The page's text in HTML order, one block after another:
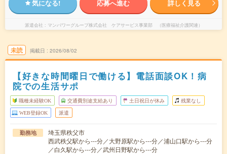
気になる! 応募へ進む 詳しく見る
派遣会社 マンパワーグループ株式会社 ケアサービス事業部 （医療福祉介護関連）
未読 掲載日 2026/08/02
【好きな時間曜日で働ける】電話面談OK！病
院での生活サポ
職種未経験OK 交通費別途支給あり 土日祝日が休み 残業なし
WEB登録OK 派遣
勤務地
埼玉県秩父市
西武秩父駅から---分／大野原駅から---分／浦山口駅から---分
／白久駅から---分／武州日野駅から---分